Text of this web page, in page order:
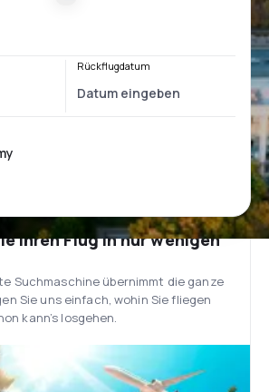
Rückflugdatum
Ihren Flug in nur wenigen
Suchmaschine übernimmt die ganze
Sie uns einfach, wohin Sie fliegen
kann’s losgehen.